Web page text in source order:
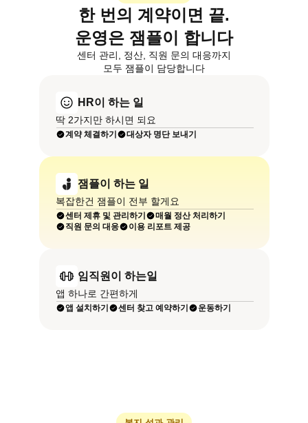
한 번의 계약이면 끝.
운영은 잼플이 합니다
센터 관리, 정산, 직원 문의 대응까지
모두 잼플이 담당합니다
HR이 하는 일
딱 2가지만 하시면 되요
계약 체결하기 대상자 명단 보내기
잼플이 하는 일
복잡한건 잼플이 전부 할게요
센터 제휴 및 관리하기
매월 정산 처리하기
직원 문의 대응
이용 리포트 제공
임직원이 하는일
앱 하나로 간편하게
앱 설치하기 센터 찾고 예약하기 운동하기